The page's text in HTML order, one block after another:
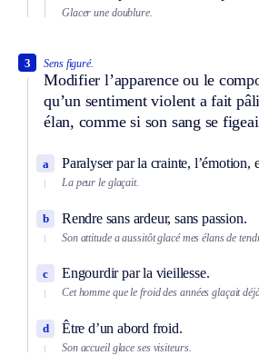
Glacer une doublure.
Sens figuré.
Modifier l’apparence ou le
qu’un sentiment violent a fait
élan, comme si son sang se
3
Paralyser par la crainte, l’émotion,
a
La peur le glaçait.
Rendre sans ardeur, sans passion.
b
Son attitude a aussitôt glacé mes élans de
Engourdir par la vieillesse.
c
Cet homme que le froid des années glaçait
Être d’un abord froid.
d
Son accueil glace ses visiteurs.